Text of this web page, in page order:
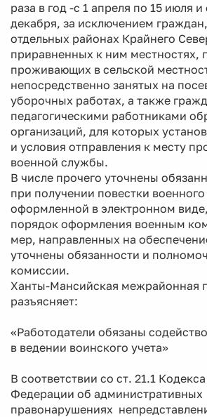
раза в год -с 1 апреля по 15 июля и
декабря, за исключением
отдельных районах Крайнего
приравненных к ним местностях,
проживающих в сельской
непосредственно занятых на
уборочных работах, а также
педагогическими работниками
организаций, для которых
и условия отправления к месту
военной службы.
В числе прочего уточнены
при получении повестки
оформленной в электронном
порядок оформления военным
мер, направленных на
уточнены обязанности и
комиссии.
Ханты-Мансийская межрайонная
разъясняет:
«Работодатели обязаны
в ведении воинского учета»
В соответствии со ст. 21.1
Федерации об административных
правонарушениях